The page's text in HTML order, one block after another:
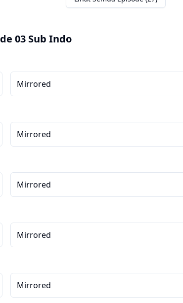
03 Sub Indo
Mirrored
Mirrored
Mirrored
Mirrored
Mirrored